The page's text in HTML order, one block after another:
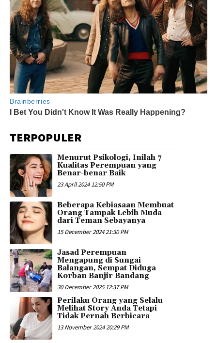
TERPOPULER
Menurut Psikologi, Inilah 7
Kualitas Perempuan yang
Benar-benar Baik
23 April 2024 12:50 PM
Beberapa Kebiasaan Membuat
Orang Tampak Lebih Muda
dari Teman Sebayanya
15 December 2024 21:30 PM
Jasad Perempuan
Mengapung di Sungai
Balangan, Sempat Diduga
Korban Banjir Bandang
30 December 2025 12:37 PM
Perilaku Orang yang Selalu
Melihat Story Anda Tetapi
Tidak Pernah Berbicara
13 November 2024 20:29 PM